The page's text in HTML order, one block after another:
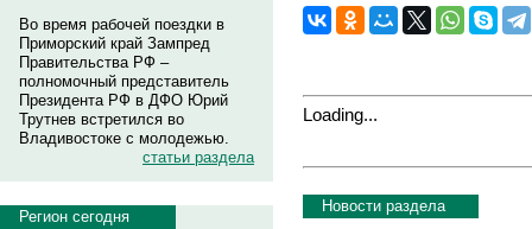
Во время рабочей поездки в
Приморский край Зампред
Правительства РФ –
полномочный представитель
Президента РФ в ДФО Юрий
Трутнев встретился во
Владивостоке с молодежью.
статьи раздела
Регион сегодня
Loading...
Новости раздела